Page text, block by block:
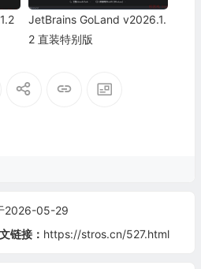
JetBrains GoLand v2026.1.
2 直装特别版
2026-05-29
链接： https://stros.cn/527.html